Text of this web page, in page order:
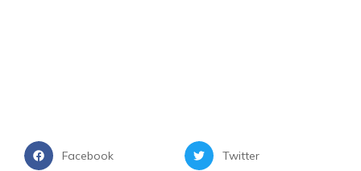
Facebook Twitter